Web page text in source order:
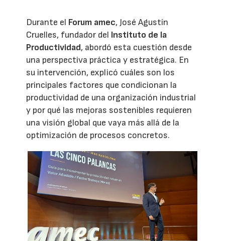
Durante el Forum amec, José Agustín
Cruelles, fundador del Instituto de la
Productividad, abordó esta cuestión desde
una perspectiva práctica y estratégica. En
su intervención, explicó cuáles son los
principales factores que condicionan la
productividad de una organización industrial
y por qué las mejoras sostenibles requieren
una visión global que vaya más allá de la
optimización de procesos concretos.